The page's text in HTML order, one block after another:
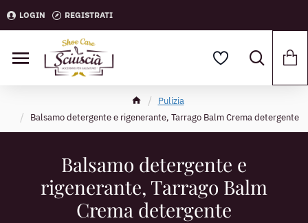
LOGIN REGISTRATI
Pulizia
Balsamo detergente e rigenerante, Tarrago Balm Crema detergente
Balsamo detergente e
rigenerante, Tarrago Balm
Crema detergente